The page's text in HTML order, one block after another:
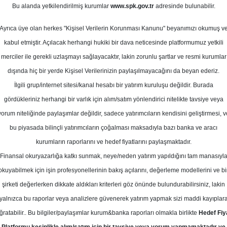
2025
Potansiyeli
Kurum Sayısı
11
8
Çarşamba, 22 Ocak 2025
Yatırım Hedef Fiyat
için hedef fiyatını 65 TL,
Bu alanda yetkilendirilmiş kurumlar www.spk.gov.tradresinde bulunabilir.
Ayrıca üye olan herkes "Kişisel Verilerin Korunması Kanunu" beyanımızı okumuş ve
kabul etmiştir. Açılacak herhangi hukiki bir dava neticesinde platformumuz yetkili
merciler ile gerekli uzlaşmayı sağlayacaktır, lakin zorunlu şartlar ve resmi kurumlar
dışında hiç bir yerde Kişisel Verilerinizin paylaşılmayacağını da beyan ederiz.
İlgili grup/internet sitesi/kanal hesabı bir yatırım kuruluşu değildir. Burada
gördükleriniz herhangi bir varlık için alım/satım yönlendirici nitelikte tavsiye veya
niteliğinde paylaşımlar değildir, sadece yatırımcıların kendisini geliştirmesi,
bu piyasada bilinçli yatırımcıların çoğalması maksadıyla bazı banka ve aracı
kurumların raporlarını ve hedef fiyatlarını paylaşmaktadır.
Finansal okuryazarlığa katkı sunmak, neye/neden yatırım yapıldığını tam manasıyla
için işin profesyonellerinin bakış açılarını, değerleme modellerini ve
şirketi değerlerken dikkate aldıkları kriterleri göz önünde bulundurabilirsiniz, lakin
yalnızca bu raporlar veya analizlere güvenerek yatırım yapmak sizi maddi
Bu bilgiler/paylaşımlar kurum&banka raporları olmakla birlikte Hedef